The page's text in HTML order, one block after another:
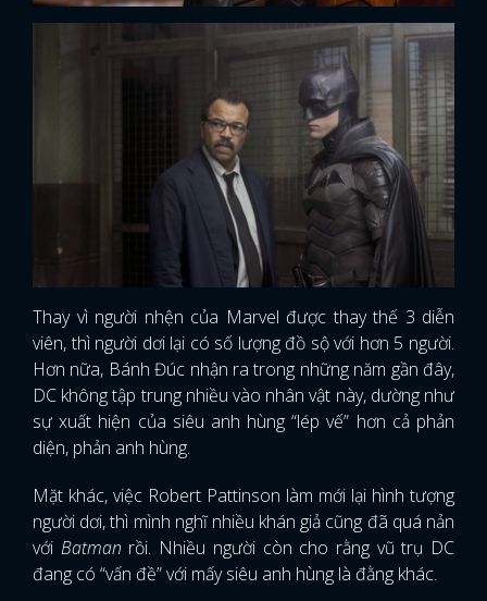
Thay vì người nhện của Marvel được thay thế 3 diễn
viên, thì người dơi lại có số lượng đồ sộ với hơn 5 người.
Hơn nữa, Bánh Đúc nhận ra trong những năm gần đây,
DC không tập trung nhiều vào nhân vật này, dường như
sự xuất hiện của siêu anh hùng “lép vế” hơn cả phản
diện, phản anh hùng.
Mặt khác, việc Robert Pattinson làm mới lại hình tượng
người dơi, thì mình nghĩ nhiều khán giả cũng đã quá nản
với Batman rồi. Nhiều người còn cho rằng vũ trụ DC
đang có “vấn đề” với mấy siêu anh hùng là đằng khác.